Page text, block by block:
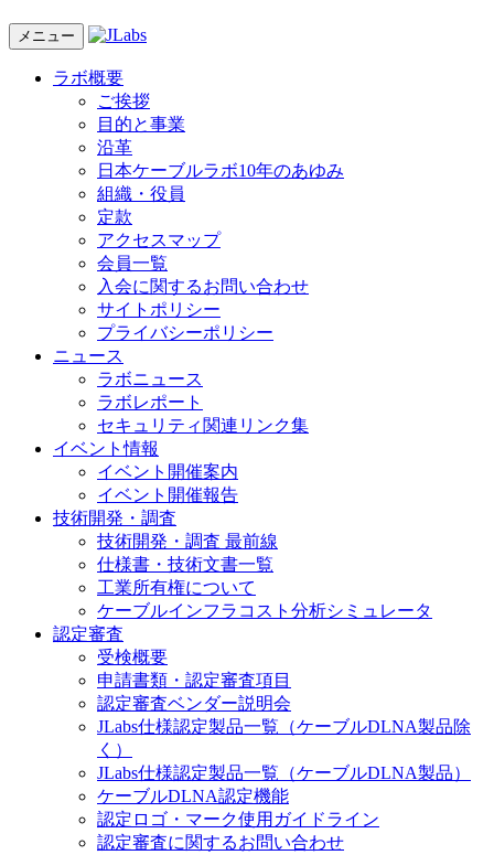
メニュー
ラボ概要
ご挨拶
目的と事業
沿革
日本ケーブルラボ10年のあゆみ
組織・役員
定款
アクセスマップ
会員一覧
入会に関するお問い合わせ
サイトポリシー
プライバシーポリシー
ニュース
ラボニュース
ラボレポート
セキュリティ関連リンク集
イベント情報
イベント開催案内
イベント開催報告
技術開発・調査
技術開発・調査 最前線
仕様書・技術文書一覧
工業所有権について
ケーブルインフラコスト分析シミュレータ
認定審査
受検概要
申請書類・認定審査項目
認定審査ベンダー説明会
JLabs仕様認定製品一覧（ケーブルDLNA製品除
く）
JLabs仕様認定製品一覧（ケーブルDLNA製品）
ケーブルDLNA認定機能
認定ロゴ・マーク使用ガイドライン
認定審査に関するお問い合わせ